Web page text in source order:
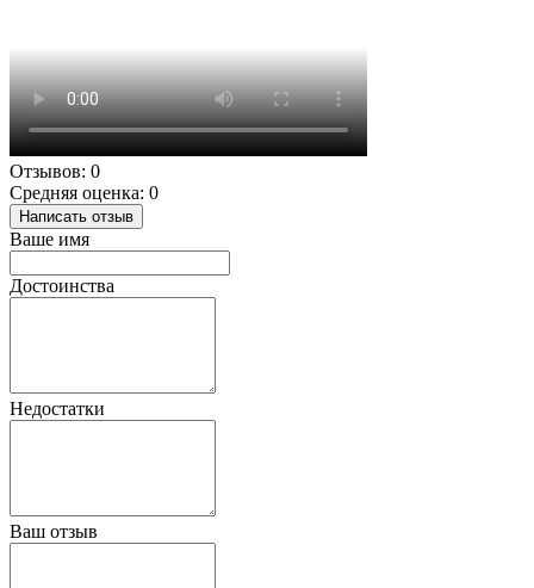
Отзывов: 0
Средняя оценка: 0
Написать отзыв
Ваше имя
Достоинства
Недостатки
Ваш отзыв